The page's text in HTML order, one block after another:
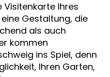
Visitenkarte Ihres
Gestaltung, die
als auch
kommen
ins Spiel, denn
Ihren Garten,